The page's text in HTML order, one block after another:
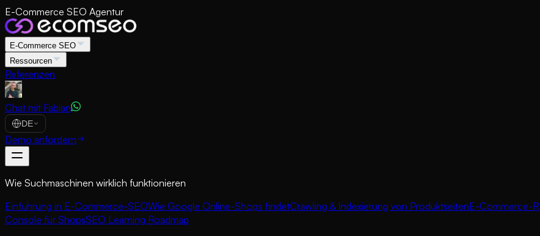
E-Commerce SEO Agentur
E-Commerce SEO
Ressourcen
Referenzen
Chat mit Fabian
DE
Demo anfordern
Wie Suchmaschinen wirklich funktionieren
Einführung in E-Commerce-SEOWie Google Online-Shops findetCrawling & Indexierung von ProduktseitenE-Commerce-
Console für ShopsSEO Learning Roadmap